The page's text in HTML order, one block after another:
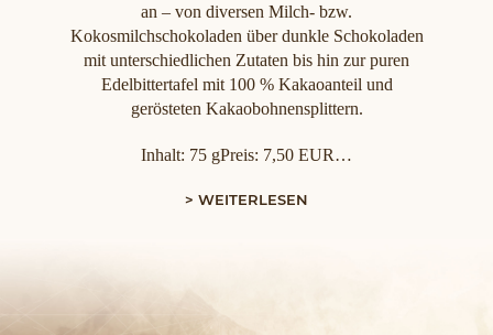
an – von diversen Milch- bzw.
Kokosmilchschokoladen über dunkle Schokoladen
mit unterschiedlichen Zutaten bis hin zur puren
Edelbittertafel mit 100 % Kakaoanteil und
gerösteten Kakaobohnensplittern.
Inhalt: 75 gPreis: 7,50 EUR…
> WEITERLESEN